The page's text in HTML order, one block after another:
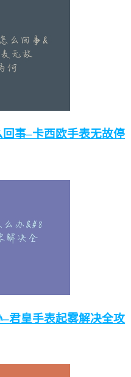
事–卡西欧手表无故停
君皇手表起雾解决全攻